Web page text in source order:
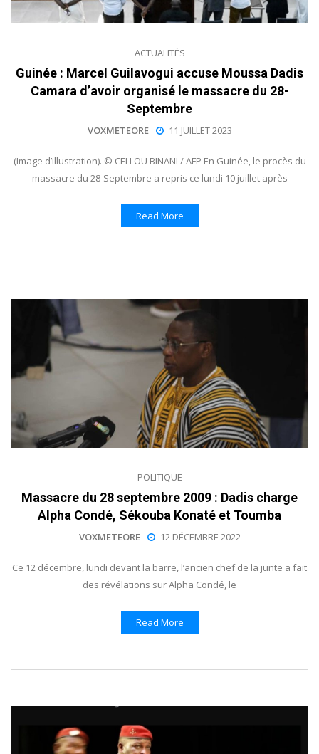
ACTUALITÉS
Guinée : Marcel Guilavogui accuse Moussa Dadis
Camara d’avoir organisé le massacre du 28-
Septembre
VOXMETEORE 11 JUILLET 2023
(Image d’illustration). © CELLOU BINANI / AFP En Guinée, le procès du
massacre du 28-Septembre a repris ce lundi 10 juillet après
Read More
POLITIQUE
Massacre du 28 septembre 2009 : Dadis charge
Alpha Condé, Sékouba Konaté et Toumba
VOXMETEORE 12 DÉCEMBRE 2022
Ce 12 décembre, lundi devant la barre, l’ancien chef de la junte a fait
des révélations sur Alpha Condé, le
Read More